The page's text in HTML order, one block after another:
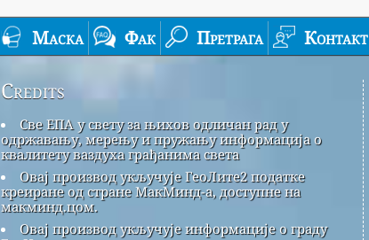
Маска Фак Претрага Контакт
Credits
Све ЕПА у свету за њихов одличан рад у
одржавању, мерењу и пружању информација о
квалитету ваздуха грађанима света
Овај производ укључује ГеоЛите2 податке
креиране од стране МакМинд-а, доступне на
макминд.цом.
Овај производ укључује информације о граду